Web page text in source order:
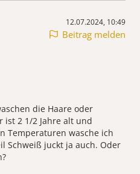
12.07.2024, 10:49
Beitrag melden
die Haare oder
ist 2 1/2 Jahre alt und
Temperaturen wasche ich
Schweiß juckt ja auch. Oder